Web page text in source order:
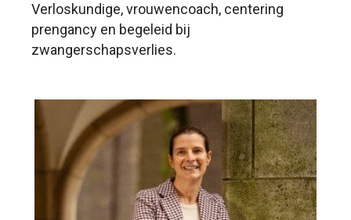
Verloskundige, vrouwencoach, centering
prengancy en begeleid bij
zwangerschapsverlies.